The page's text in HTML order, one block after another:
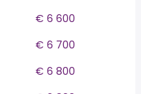
€ 6 600
€ 6 700
€ 6 800